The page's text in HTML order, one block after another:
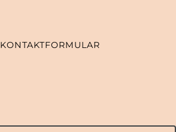
KONTAKTFORMULAR